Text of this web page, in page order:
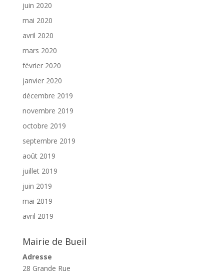
juin 2020
mai 2020
avril 2020
mars 2020
février 2020
janvier 2020
décembre 2019
novembre 2019
octobre 2019
septembre 2019
août 2019
juillet 2019
juin 2019
mai 2019
avril 2019
Mairie de Bueil
Adresse
28 Grande Rue